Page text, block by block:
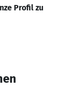
Profil zu